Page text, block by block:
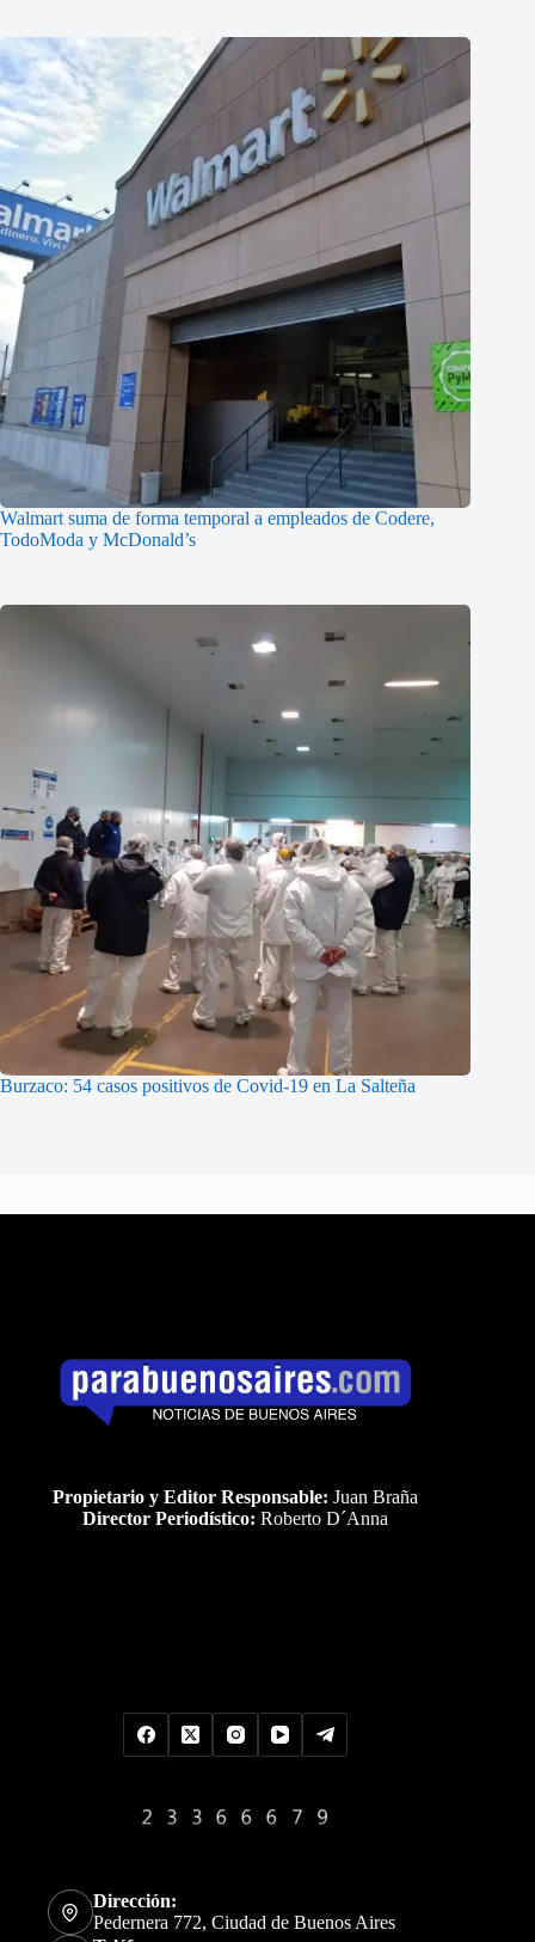
Walmart suma de forma temporal a empleados de Codere,
TodoModa y McDonald’s
Burzaco: 54 casos positivos de Covid-19 en La Salteña
Propietario y Editor Responsable: Juan Braña
Director Periodístico: Roberto D´Anna
Dirección:
Pedernera 772, Ciudad de Buenos Aires